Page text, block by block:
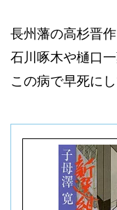
長州藩の高杉晋
石川啄木や樋口
この病で早死にし